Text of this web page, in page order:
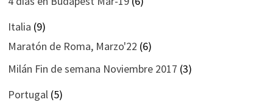
Italia (9)
Maratón de Roma, Marzo'22 (6)
Milán Fin de semana Noviembre 2017 (3)
Portugal(5)